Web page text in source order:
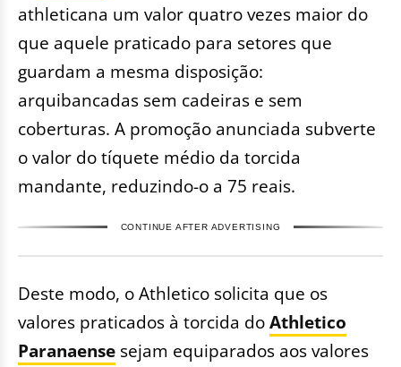
athleticana um valor quatro vezes maior do
que aquele praticado para setores que
guardam a mesma disposição:
arquibancadas sem cadeiras e sem
coberturas. A promoção anunciada subverte
o valor do tíquete médio da torcida
mandante, reduzindo-o a 75 reais.
CONTINUE AFTER ADVERTISING
Deste modo, o Athletico solicita que os
valores praticados à torcida doAthletico
Paranaense sejam equiparados aos valores